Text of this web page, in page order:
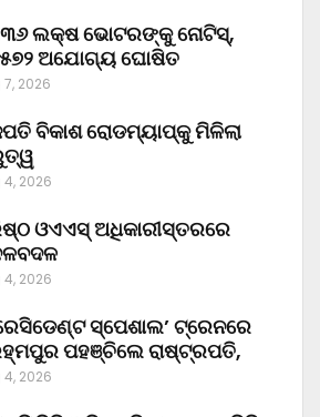
ଲକ୍ଷ ଭୋଟରଙ୍କୁ ନୋଟିସ୍‌,
ଅଯୋଗ୍ୟ ଘୋଷିତ
2026
ବିକାଶ ରୋଡମ୍ୟାପ୍‌କୁ ମିଳିଲା
2026
ଓଏଏସ୍‌ ଅଧିକାରୀସ୍ତରରେ
2026
ସ୍ପେଶାଲ’ ଟ୍ରେନରେ
ପହଞ୍ଚିଲେ ରାଷ୍ଟ୍ରପତି,
2026